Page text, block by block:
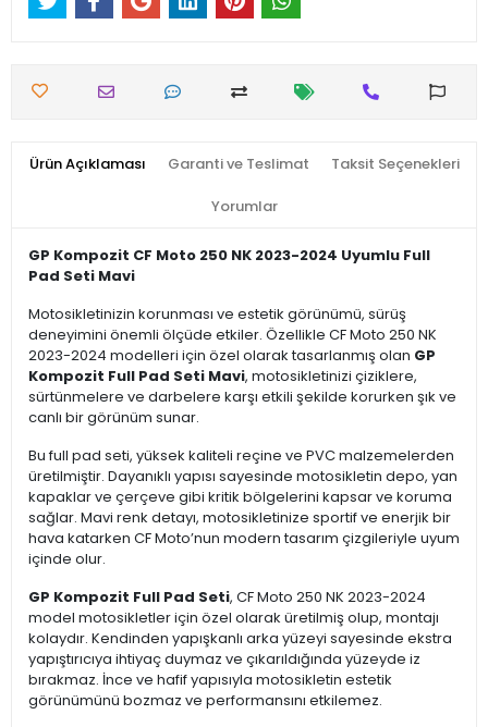
Ürün Açıklaması Garanti ve Teslimat Taksit Seçenekleri
Yorumlar
GP Kompozit CF Moto 250 NK 2023-2024 Uyumlu Full
Pad Seti Mavi
Motosikletinizin korunması ve estetik görünümü, sürüş
deneyimini önemli ölçüde etkiler. Özellikle CF Moto 250 NK
2023-2024 modelleri için özel olarak tasarlanmış olan GP
Kompozit Full Pad Seti Mavi, motosikletinizi çiziklere,
sürtünmelere ve darbelere karşı etkili şekilde korurken şık ve
canlı bir görünüm sunar.
Bu full pad seti, yüksek kaliteli reçine ve PVC malzemelerden
üretilmiştir. Dayanıklı yapısı sayesinde motosikletin depo, yan
kapaklar ve çerçeve gibi kritik bölgelerini kapsar ve koruma
sağlar. Mavi renk detayı, motosikletinize sportif ve enerjik bir
hava katarken CF Moto’nun modern tasarım çizgileriyle uyum
içinde olur.
GP Kompozit Full Pad Seti, CF Moto 250 NK 2023-2024
model motosikletler için özel olarak üretilmiş olup, montajı
kolaydır. Kendinden yapışkanlı arka yüzeyi sayesinde ekstra
yapıştırıcıya ihtiyaç duymaz ve çıkarıldığında yüzeyde iz
bırakmaz. İnce ve hafif yapısıyla motosikletin estetik
görünümünü bozmaz ve performansını etkilemez.